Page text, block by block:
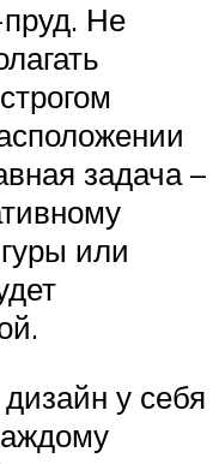
Не
задача –
или
у себя